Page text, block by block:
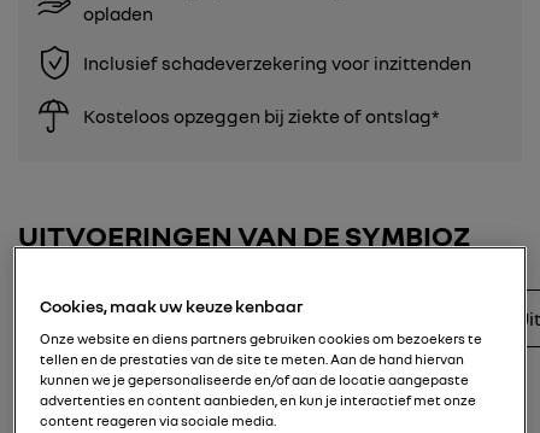
opladen
Inclusief schadeverzekering voor inzittenden
Kosteloos opzeggen bij ziekte of ontslag*
UITVOERINGEN VAN DE SYMBIOZ
Filters Brandstof 1
Cookies, maak uw keuze kenbaar
Onze website en diens partners gebruiken cookies om bezoekers te
tellen en de prestaties van de site te meten. Aan de hand hiervan
kunnen we je gepersonaliseerde en/of aan de locatie aangepaste
advertenties en content aanbieden, en kun je interactief met onze
content reageren via sociale media.